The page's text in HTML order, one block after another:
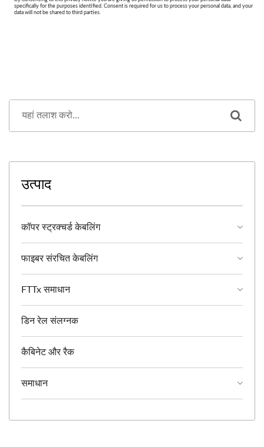
उत्पाद
कॉपर स्ट्रक्चर्ड केबलिंग
फाइबर संरचित केबलिंग
FTTx समाधान
डिन रेल संलग्नक
कैबिनेट और रैक
समाधान